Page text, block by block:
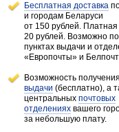
Бесплатная доставка
и городам Беларуси
от 150 рублей.
20 рублей. Возможно
пунктах выдачи и
«Европочты» и
Возможность получения
выдачи (бесплатно), а
центральных почтовых
отделениях вашего
за небольшую плату.